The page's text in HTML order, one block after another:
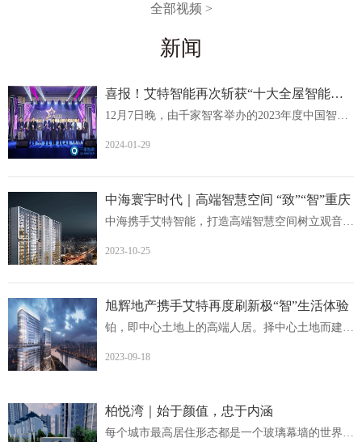
全部视频 >
新闻
喜报！艾特智能再次斩获“十大全屋智能家居品牌
2024-01-29
中海寰宇时代｜高端智慧空间 “致”“智”重庆
2023-10-25
旭辉地产携手艾特再度刷新极“智”生活体验
2023-09-18
柏悦湾｜始于颜值，忠于内涵